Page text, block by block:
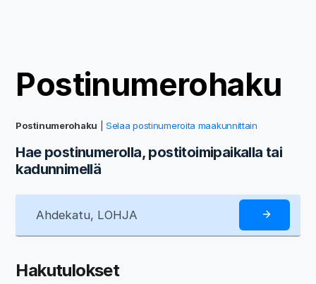
Postinumerohaku
Postinumerohaku |Selaa postinumeroita maakunnittain
Hae postinumerolla, postitoimipaikalla tai
kadunnimellä
Hakutulokset